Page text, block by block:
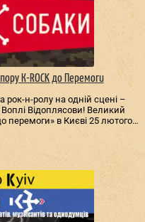
К-ROCK до Перемоги
рок-н-ролу на одній сцені –
Відоплясови! Великий
перемоги» в Києві 25 лютого…